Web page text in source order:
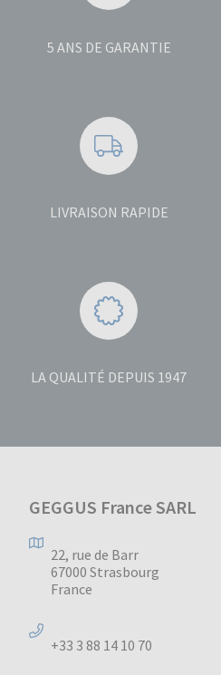
5 ANS DE GARANTIE
LIVRAISON RAPIDE
LA QUALITÉ DEPUIS 1947
GEGGUS France SARL
22, rue de Barr
67000 Strasbourg
France
+33 3 88 14 10 70